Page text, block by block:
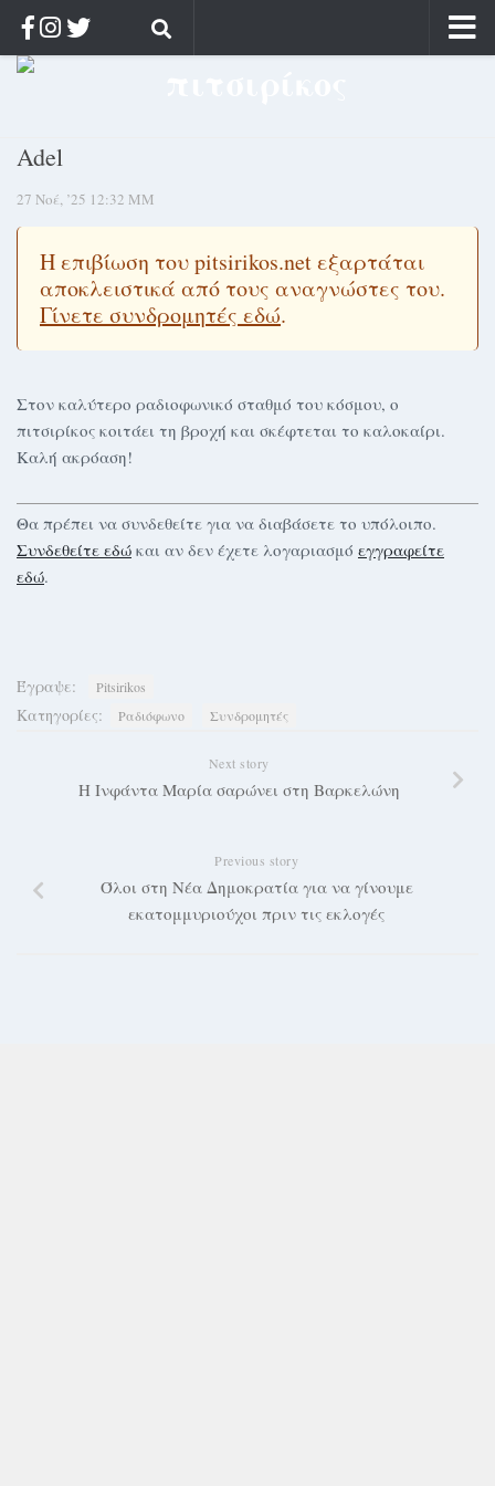
Αρχική
Αρχείο
Κοσμαγάπητα
Στοχασμοί & αποφθέγματα
Διαφήμιση
Log in
Adel
27 Νοέ, ’25 12:32 ΜΜ
Η επιβίωση του pitsirikos.net εξαρτάται
αποκλειστικά από τους αναγνώστες του.
Γίνετε συνδρομητές εδώ.
Στον καλύτερο ραδιοφωνικό σταθμό του κόσμου, ο
πιτσιρίκος κοιτάει τη βροχή και σκέφτεται το καλοκαίρι.
Καλή ακρόαση!
Θα πρέπει να συνδεθείτε για να διαβάσετε το υπόλοιπο.
Συνδεθείτε εδώ και αν δεν έχετε λογαριασμό εγγραφείτε
εδώ.
Έγραψε: Pitsirikos
Κατηγορίες: Ραδιόφωνο Συνδρομητές
Next story
Η Ινφάντα Μαρία σαρώνει στη Βαρκελώνη
Previous story
Όλοι στη Νέα Δημοκρατία για να γίνουμε
εκατομμυριούχοι πριν τις εκλογές